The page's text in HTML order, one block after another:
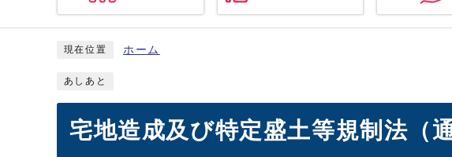
現在位置 ホーム
あしあと
宅地造成及び特定盛土等規制法（